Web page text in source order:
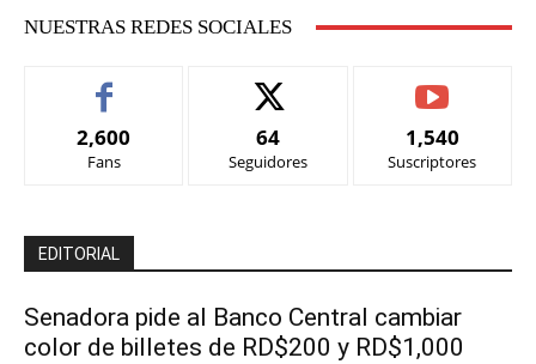
NUESTRAS REDES SOCIALES
2,600
Fans
64
Seguidores
1,540
Suscriptores
EDITORIAL
Senadora pide al Banco Central cambiar
color de billetes de RD$200 y RD$1,000